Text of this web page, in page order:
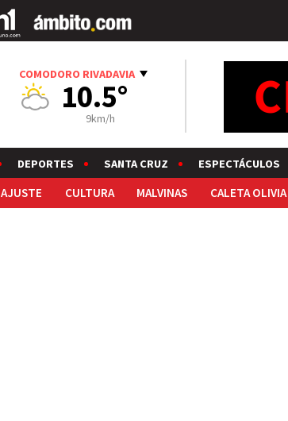
COMODORO RIVADAVIA
10.5°
9km/h
DEPORTES SANTA CRUZ ESPECTÁCULOS
AJUSTE CULTURA MALVINAS CALETA OLIVIA